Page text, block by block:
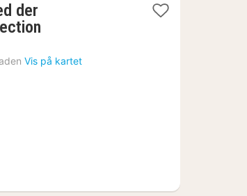
der
fra
Vis på kartet